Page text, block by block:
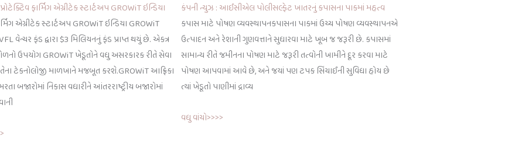
ફાર્મિંગ એગ્રીટેક સ્ટાર્ટઅપ GROWiT ઇન્ડિયા
એગ્રીટેક સ્ટાર્ટઅપ GROWiT ઇન્ડિયા GROWiT
વેન્ચર ફંડ દ્વારા $3 મિલિયનનું ફંડ પ્રાપ્ત થયું છે. એકત્ર
ઉપયોગ GROWiT ખેડૂતોને વધુ અસરકારક રીતે સેવા
ટેકનોલોજી માળખાને મજબૂત કરશે.GROWiT આફ્રિકા
બજારોમાં નિકાસ વધારીને આંતરરાષ્ટ્રીય બજારોમાં
કંપની ન્યુઝ : આઈસીએલ પોલીસલ્ફેટ ખાતરનું કપાસના પાકમાં મહત્વ
કપાસ માટે પોષણ વ્યવસ્થાપનકપાસના પાકમાં ઉચ્ચ પોષણ વ્યવસ્થાપનએ
ઉત્પાદન અને રેશાની ગુણવત્તાને સુધારવા માટે ખૂબ જ જરૂરી છે. કપાસમાં
સામાન્ય રીતે જમીનના પોષણ માટે જરૂરી તત્વોની ખામીને દૂર કરવા માટે
પોષણ આપવામાં આવે છે, અને જયાં પણ ટપક સિંચાઈની સુવિધા હોય છે
ત્યાં ખેડૂતો પાણીમાં દ્રાવ્ય
વધુ વાંચો>>>>